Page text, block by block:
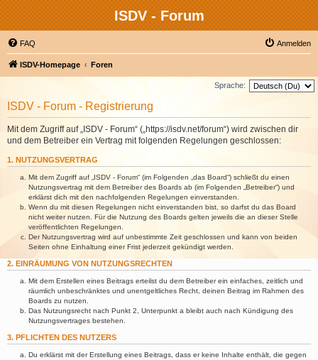
ISDV - Forum
FAQ Anmelden
ISDV-Homepage Foren
Sprache:
ISDV - Forum - Registrierung
Mit dem Zugriff auf „ISDV - Forum“ („https://isdv.net/forum“) wird zwischen dir
und dem Betreiber ein Vertrag mit folgenden Regelungen geschlossen:
1. NUTZUNGSVERTRAG
Mit dem Zugriff auf „ISDV - Forum“ (im Folgenden „das Board“) schließt du einen
Nutzungsvertrag mit dem Betreiber des Boards ab (im Folgenden „Betreiber“) und
erklärst dich mit den nachfolgenden Regelungen einverstanden.
Wenn du mit diesen Regelungen nicht einverstanden bist, so darfst du das Board
nicht weiter nutzen. Für die Nutzung des Boards gelten jeweils die an dieser Stelle
veröffentlichten Regelungen.
Der Nutzungsvertrag wird auf unbestimmte Zeit geschlossen und kann von beiden
Seiten ohne Einhaltung einer Frist jederzeit gekündigt werden.
2. EINRÄUMUNG VON NUTZUNGSRECHTEN
Mit dem Erstellen eines Beitrags erteilst du dem Betreiber ein einfaches, zeitlich und
räumlich unbeschränktes und unentgeltliches Recht, deinen Beitrag im Rahmen des
Boards zu nutzen.
Das Nutzungsrecht nach Punkt 2, Unterpunkt a bleibt auch nach Kündigung des
Nutzungsvertrages bestehen.
3. PFLICHTEN DES NUTZERS
Du erklärst mit der Erstellung eines Beitrags, dass er keine Inhalte enthält, die gegen